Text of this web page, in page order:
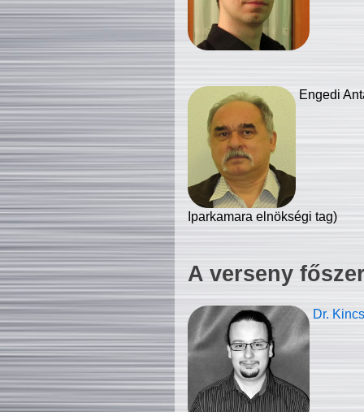
Engedi
Iparkamara elnökségi tag)
A verseny
Dr.